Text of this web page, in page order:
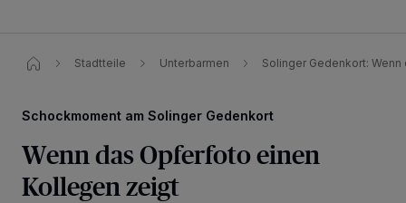
Stadtteile Unterbarmen Solinger Gedenkort:
Schockmoment am Solinger Gedenkort
Wenn das Opferfoto einen
Kollegen zeigt